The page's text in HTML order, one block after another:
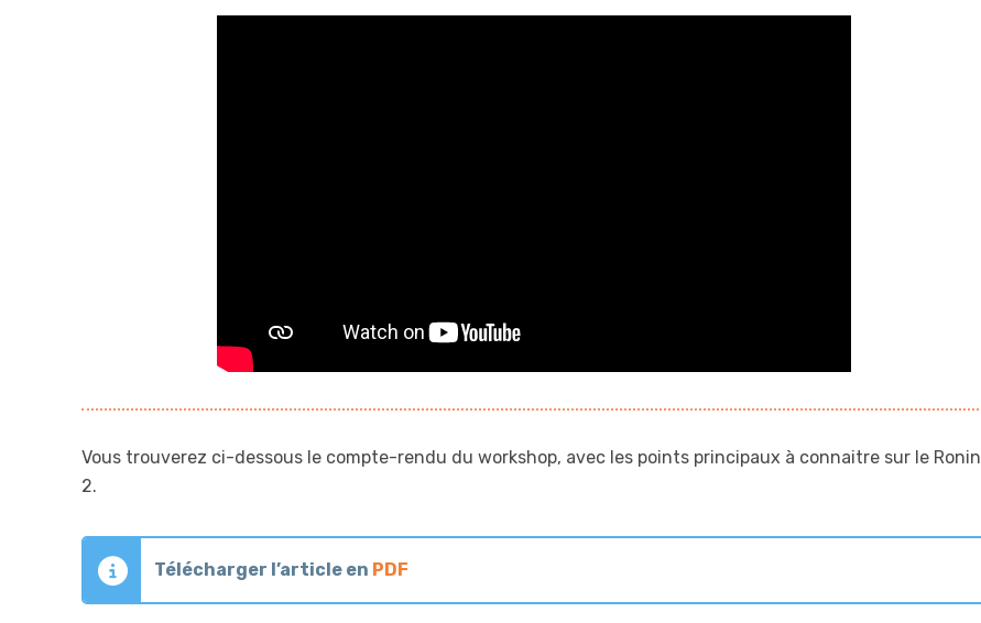
Vous trouverez ci-dessous le compte-rendu du workshop, avec les points principaux à connaitre sur le Ronin
2.
Télécharger l’article en PDF